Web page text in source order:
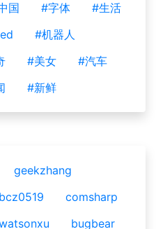
国 #字体
#生活
#机器人
#美女
#汽车
#新鲜
geekzhang
comsharp
bugbear